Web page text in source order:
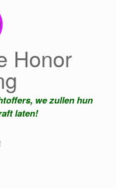
Honor
we zullen hun
laten!